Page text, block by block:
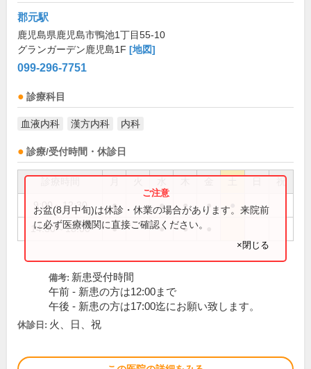
郡元駅
鹿児島県鹿児島市鴨池1丁目55-10
グランガーデン鹿児島1F [地図]
099-296-7751
診療科目
血液内科 漢方内科 内科
診療/受付時間・休診日
祝
9:00～12:30 ● ● ● ●
14:30～18:00 ● ● ●
お盆(8月中旬)は休診・休業の場合があります。来院前
に必ず医療機関に直接ご確認ください。
×閉じる
備考: 新患受付時間
午前 - 新患の方は12:00まで
午後 - 新患の方は17:00迄にお願い致します。
休診日: 火、日、祝